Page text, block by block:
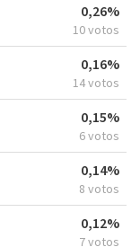
0,26%
10 votos
0,16%
14 votos
0,15%
6 votos
0,14%
8 votos
0,12%
7 votos